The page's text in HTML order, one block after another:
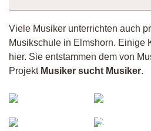
Viele Musiker unterrichten auch
Musikschule in Elmshorn. Einige
hier. Sie entstammen dem von
Projekt Musiker sucht Musiker.
Tangmo